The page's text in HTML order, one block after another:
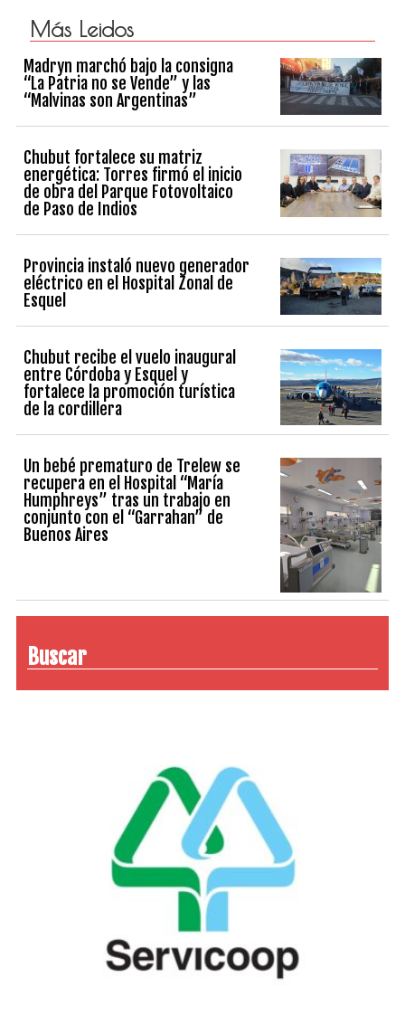
Más Leidos
Madryn marchó bajo la consigna
“La Patria no se Vende” y las
“Malvinas son Argentinas”
Chubut fortalece su matriz
energética: Torres firmó el inicio
de obra del Parque Fotovoltaico
de Paso de Indios
Provincia instaló nuevo generador
eléctrico en el Hospital Zonal de
Esquel
Chubut recibe el vuelo inaugural
entre Córdoba y Esquel y
fortalece la promoción turística
de la cordillera
Un bebé prematuro de Trelew se
recupera en el Hospital “María
Humphreys” tras un trabajo en
conjunto con el “Garrahan” de
Buenos Aires
Buscar